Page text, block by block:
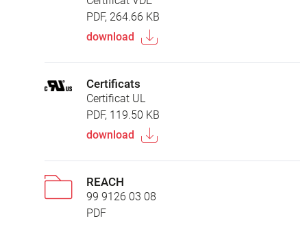
PDF, 264.66 KB
download
Certificats
Certificat UL
PDF, 119.50 KB
download
REACH
99 9126 03 08
PDF